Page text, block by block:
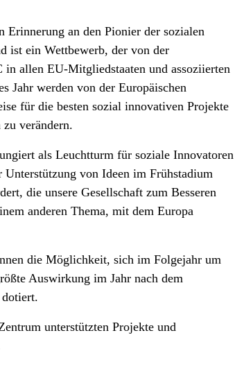
an den Pionier der sozialen
ist ein Wettbewerb, der von der
allen EU-Mitgliedstaaten und assoziierten
Jahr werden von der Europäischen
für die besten sozial innovativen Projekte
verändern.
als Leuchtturm für soziale Innovatoren
von Ideen im Frühstadium
die unsere Gesellschaft zum Besseren
anderen Thema, mit dem Europa
die Möglichkeit, sich im Folgejahr um
Auswirkung im Jahr nach dem
unterstützten Projekte und